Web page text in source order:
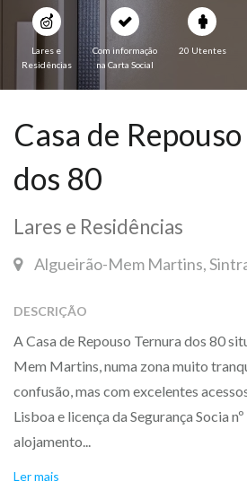
Lares e
Residências
Com informação
na Carta Social
20 Utentes
Casa de
dos 80
Lares e Residências
Algueirão-Mem Martins,
DESCRIÇÃO
A Casa de Repouso Ternura dos 80
Mem Martins, numa zona muito
confusão, mas com excelentes
Lisboa e licença da Segurança Socia
alojamento...
Ler mais